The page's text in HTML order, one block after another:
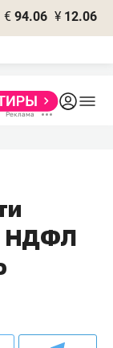
€ 94.06 ¥ 12.06
НДФЛ